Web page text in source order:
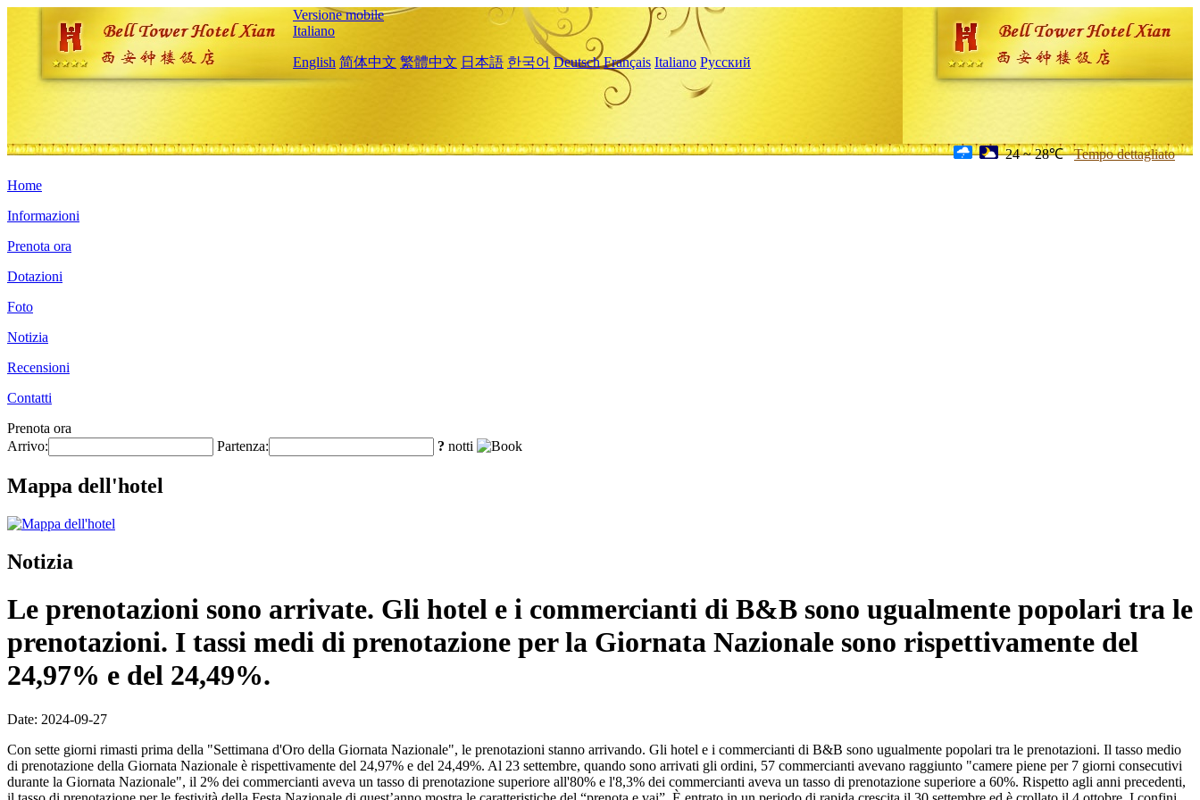
Versione mobile
Italiano
English 简体中文 繁體中文 日本語 한국어 Deutsch Français Italiano Русский
24 ~ 28℃ Tempo dettagliato
Home
Informazioni
Prenota ora
Dotazioni
Foto
Notizia
Recensioni
Contatti
Prenota ora
Arrivo:
Partenza: ? notti
Mappa dell'hotel
Notizia
Le prenotazioni sono arrivate. Gli hotel e i commercianti di B&B sono ugualmente popolari tra le
prenotazioni. I tassi medi di prenotazione per la Giornata Nazionale sono rispettivamente del
24,97% e del 24,49%.
Date: 2024-09-27
Con sette giorni rimasti prima della "Settimana d'Oro della Giornata Nazionale", le prenotazioni stanno arrivando. Gli hotel e i commercianti di B&B sono ugualmente popolari tra le prenotazioni. Il tasso medio
di prenotazione della Giornata Nazionale è rispettivamente del 24,97% e del 24,49%. Al 23 settembre, quando sono arrivati gli ordini, 57 commercianti avevano raggiunto "camere piene per 7 giorni consecutivi
durante la Giornata Nazionale", il 2% dei commercianti aveva un tasso di prenotazione superiore all'80% e l'8,3% dei commercianti aveva un tasso di prenotazione superiore a 60%. Rispetto agli anni precedenti,